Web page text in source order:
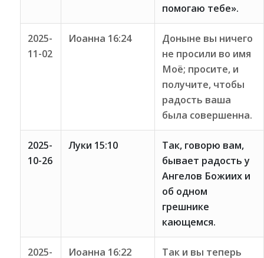
помогаю тебе».
2025-
11-02
Иоанна 16:24
Доныне вы ничего
не просили во имя
Моё; просите, и
получите, чтобы
радость ваша
была совершенна.
2025-
10-26
Луки 15:10
Так, говорю вам,
бывает радость у
Ангелов Божиих и
об одном
грешнике
кающемся.
2025-
Иоанна 16:22
Так и вы теперь